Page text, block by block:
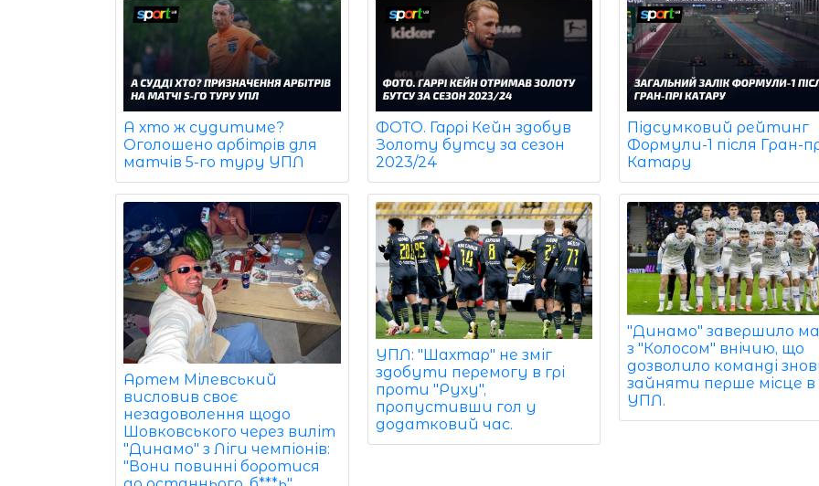
А хто ж судитиме?
Оголошено арбітрів для
матчів 5-го туру УПЛ
Артем Мілевський
висловив своє
незадоволення щодо
Шовковського через виліт
"Динамо" з Ліги чемпіонів:
"Вони повинні боротися
ФОТО. Гаррі Кейн здобув
Золоту бутсу за сезон
2023/24
УПЛ: "Шахтар" не зміг
здобути перемогу в грі
проти "Руху",
пропустивши гол у
додатковий час.
Підсумковий рейтинг
Формули-1 після Гран-
Катару
"Динамо" завершило
з "Колосом" внічию, що
дозволило команді
зайняти перше місце в
УПЛ.